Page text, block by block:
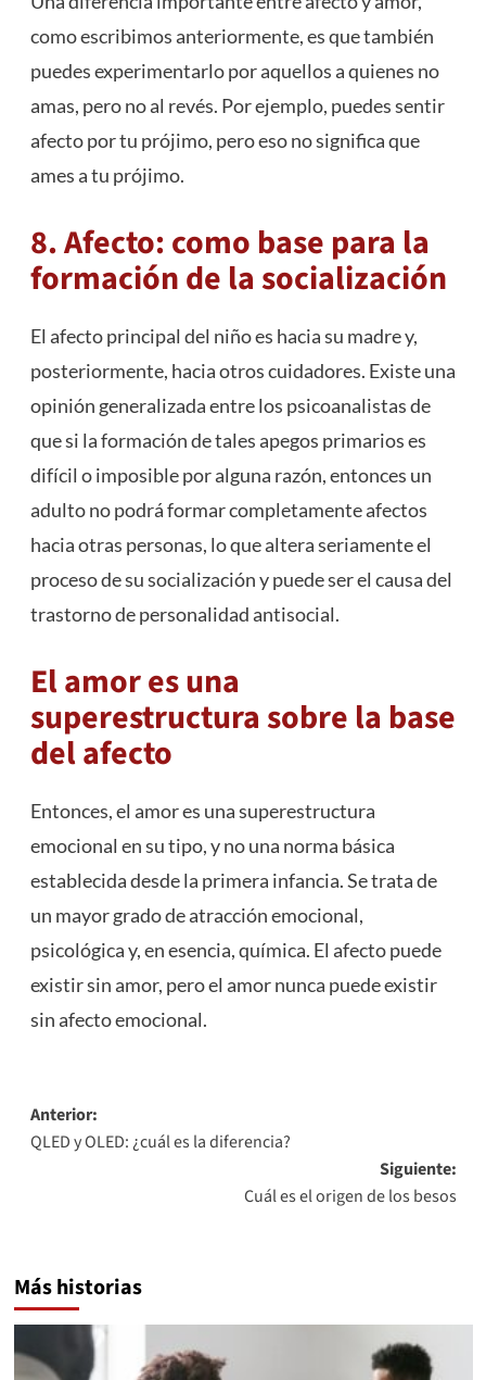
como escribimos anteriormente, es que también
puedes experimentarlo por aquellos a quienes no
amas, pero no al revés. Por ejemplo, puedes sentir
afecto por tu prójimo, pero eso no significa que
ames a tu prójimo.
8. Afecto: como base para la
formación de la socialización
El afecto principal del niño es hacia su madre y,
posteriormente, hacia otros cuidadores. Existe una
opinión generalizada entre los psicoanalistas de
que si la formación de tales apegos primarios es
difícil o imposible por alguna razón, entonces un
adulto no podrá formar completamente afectos
hacia otras personas, lo que altera seriamente el
proceso de su socialización y puede ser el causa del
trastorno de personalidad antisocial.
El amor es una
superestructura sobre la base
del afecto
Entonces, el amor es una superestructura
emocional en su tipo, y no una norma básica
establecida desde la primera infancia. Se trata de
un mayor grado de atracción emocional,
psicológica y, en esencia, química. El afecto puede
existir sin amor, pero el amor nunca puede existir
sin afecto emocional.
Navegación
de
Anterior:
QLED y OLED: ¿cuál es la diferencia?
Siguiente:
Cuál es el origen de los besos
Más historias